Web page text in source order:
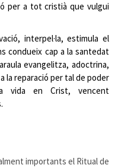
per a tot cristià que vulgui
interpel·la, estimula el
condueix cap a la santedat
evangelitza, adoctrina,
la reparació per tal de poder
vida en Crist, vencent
importants el Ritual de